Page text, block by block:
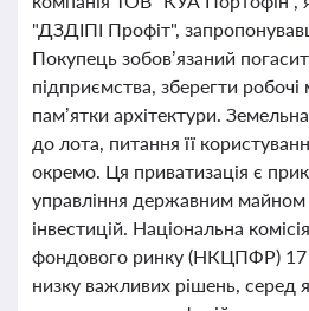
"ДЗДІПІ Профіт",
Покупець зобов’язаний
підприємства, зберегти
пам’ятки архітектури.
до лота, питання її
окремо. Ця приватизація є
управління державним майном
інвестицій. Національна
фондового ринку (НКЦПФР) 17
низку важливих рішень, серед